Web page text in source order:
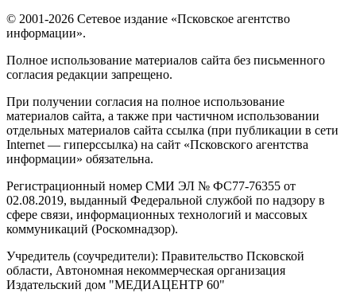
© 2001-2026 Сетевое издание «Псковское агентство
информации».
Полное использование материалов сайта без письменного
согласия редакции запрещено.
При получении согласия на полное использование
материалов сайта, а также при частичном использовании
отдельных материалов сайта ссылка (при публикации в сети
Internet — гиперссылка) на сайт «Псковского агентства
информации» обязательна.
Регистрационный номер СМИ ЭЛ № ФС77-76355 от
02.08.2019, выданный Федеральной службой по надзору в
сфере связи, информационных технологий и массовых
коммуникаций (Роскомнадзор).
Учредитель (соучредители): Правительство Псковской
области, Автономная некоммерческая организация
Издательский дом "МЕДИАЦЕНТР 60"